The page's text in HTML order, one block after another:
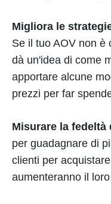
Migliora le
Se il tuo AOV non è
dà un'idea di come
apportare alcune
prezzi per far
Misurare la fedeltà
per guadagnare di
clienti per
aumenteranno il